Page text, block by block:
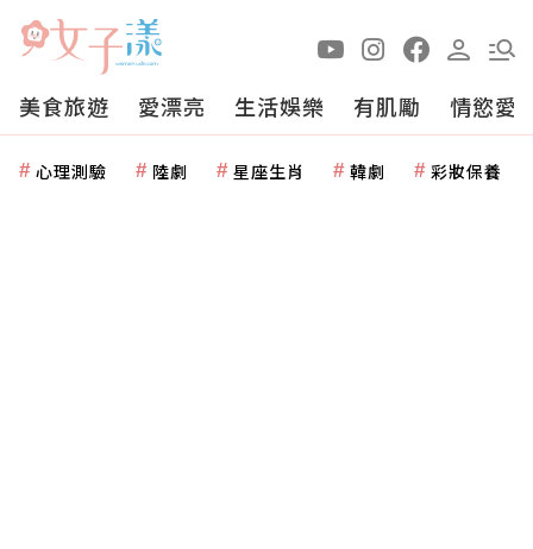
美食旅遊 愛漂亮 生活娛樂 有肌勵 情慾愛
心理測驗 陸劇 星座生肖 韓劇 彩妝保養